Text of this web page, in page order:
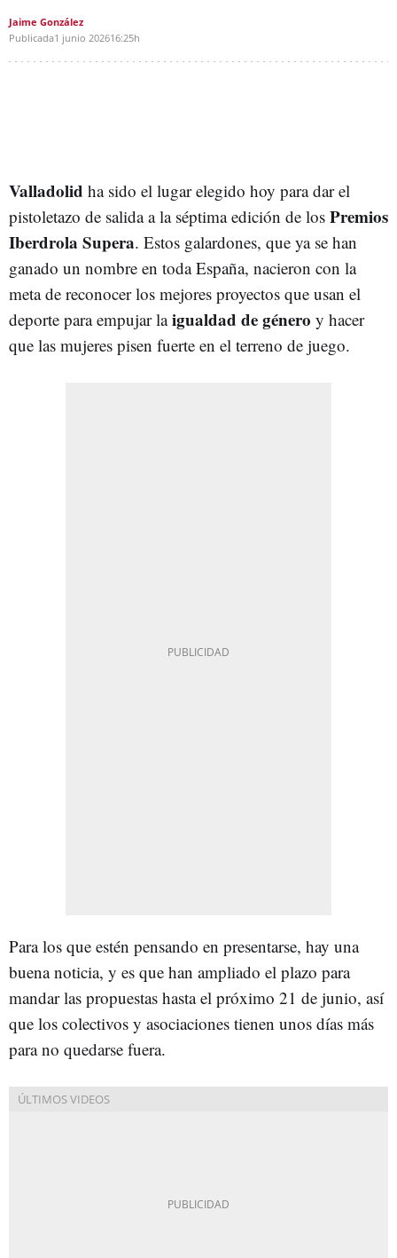
Jaime González
Publicada1 junio 202616:25h
Valladolid ha sido el lugar elegido hoy para dar el
pistoletazo de salida a la séptima edición de los Premios
Iberdrola Supera. Estos galardones, que ya se han
ganado un nombre en toda España, nacieron con la
meta de reconocer los mejores proyectos que usan el
deporte para empujar laigualdad de género y hacer
que las mujeres pisen fuerte en el terreno de juego.
Para los que estén pensando en presentarse, hay una
buena noticia, y es que han ampliado el plazo para
mandar las propuestas hasta el próximo 21 de junio, así
que los colectivos y asociaciones tienen unos días más
para no quedarse fuera.